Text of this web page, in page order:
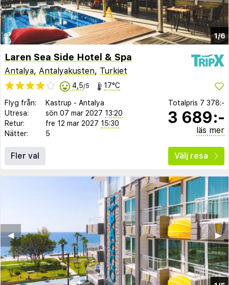
1/6
Laren Sea Side Hotel & Spa
Antalya, Antalyakusten, Turkiet
4,5/5 17°C
Flyg från: Kastrup - Antalya
Utresa:
sön 07 mar 2027 13:20
Retur:
fre 12 mar 2027 15:30
Nätter:
5
Totalpris 7 378:-
3 689:-
läs mer
Fler val Välj resa
▶︎
◀︎